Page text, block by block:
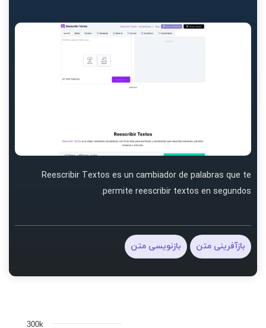
Reescribir Textos es un cambiador de palabras que te
permite reescribir textos en segundos.
بازآفرینی متن بازنویسی متن
300k